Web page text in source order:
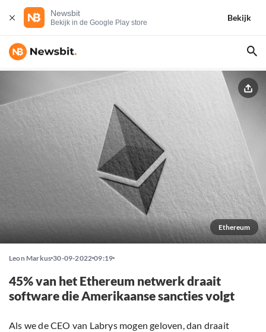
Newsbit
Bekijk in de Google Play store
Bekijk
Ethereum
Leon Markus 30-09-2022 09:19
45% van het Ethereum netwerk draait
software die Amerikaanse sancties volgt
Als we de CEO van Labrys mogen geloven, dan draait